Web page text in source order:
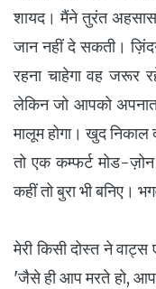
शायद। मैंने तुरंत अहसास
जान नहीं दे सकती।
रहना चाहेगा वह जरूर
लेकिन जो आपको
मालूम होगा। खुद
तो एक कम्फर्ट मोड-
कहीं तो बुरा भी बनिए।
मेरी किसी दोस्त ने
'जैसे ही आप मरते हो,